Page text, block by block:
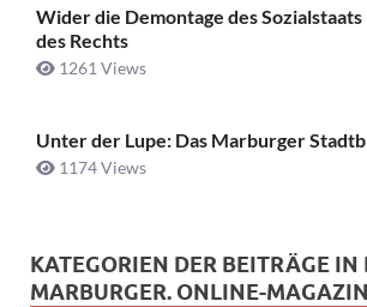
Wider die Demontage des
des Rechts
1261 Views
Unter der Lupe: Das Marburger
1174 Views
KATEGORIEN DER BEITRÄGE IN
MARBURGER. ONLINE-MAGAZIN